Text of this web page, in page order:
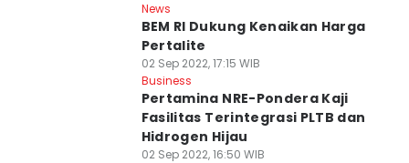
News
BEM RI Dukung Kenaikan Harga
Pertalite
02 Sep 2022, 17:15 WIB
Business
Pertamina NRE-Pondera Kaji
Fasilitas Terintegrasi PLTB dan
Hidrogen Hijau
02 Sep 2022, 16:50 WIB